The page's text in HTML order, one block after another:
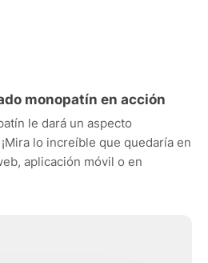
monopatín en acción
le dará un aspecto
lo increíble que quedaría en
aplicación móvil o en